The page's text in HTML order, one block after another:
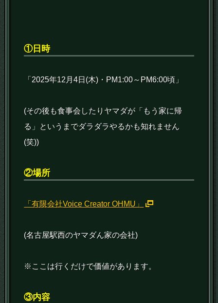
①日時
「2025年12月4日(木)・PM1:00～PM6:00頃」
(その後も食事会したりヤマダが「もう家に帰
る」というまでダラダラやるかも知れません
(笑))
②場所
「有限会社Voice Creator OHMU」
(名古屋駅西のヤマダん家の会社)
※ここは行くだけで価値があります。
③内容